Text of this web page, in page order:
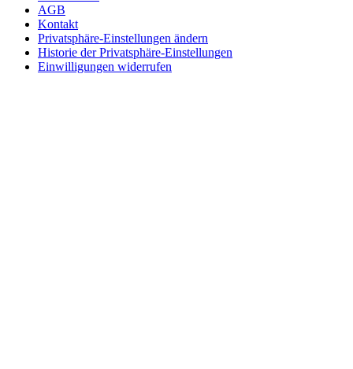
AGB
Kontakt
Privatsphäre-Einstellungen ändern
Historie der Privatsphäre-Einstellungen
Einwilligungen widerrufen